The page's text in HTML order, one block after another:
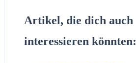
Artikel, die dich auch
interessieren könnten: